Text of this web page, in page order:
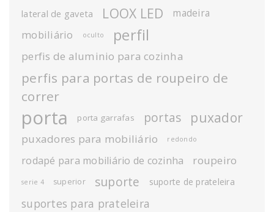
lateral de gaveta LOOX LED madeira
mobiliário oculto perfil
perfis de aluminio para cozinha
perfis para portas de roupeiro de
correr
porta porta garrafas portas puxador
puxadores para mobiliário redondo
rodapé para mobiliário de cozinha roupeiro
serie 4 superior suporte suporte de prateleira
suportes para prateleira